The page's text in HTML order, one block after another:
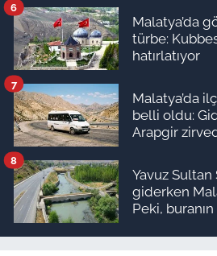
Malatya’da
türbe:
hatırlatıyor
6
Malatya’da
belli oldu:
Arapgir
7
Yavuz Sultan
giderken
Peki,
8